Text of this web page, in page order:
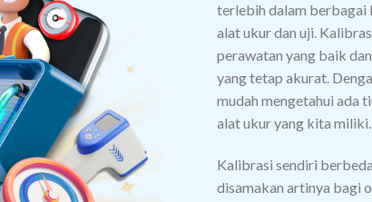
terlebih dalam berbagai
alat ukur dan uji.
perawatan yang baik
yang tetap akurat.
mudah mengetahui ada
alat ukur yang kita miliki.
Kalibrasi sendiri
disamakan artinya bagi